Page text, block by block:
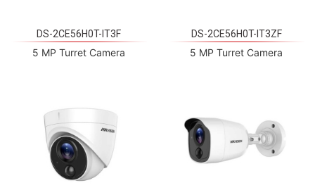
DS-2CE56H0T-IT3F
5 MP Turret Camera
DS-2CE56H0T-IT3ZF
5 MP Turret Camera